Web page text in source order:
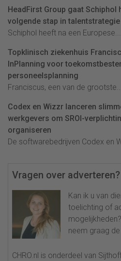
HeadFirst Group gaat Schiphol
volgende stap in talentstrategie
Schiphol heeft na een Europese...
Topklinisch ziekenhuis
InPlanning voor
personeelsplanning
Franciscus, een van de grootste...
Codex en Wizzr lanceren
werkgevers om SROI-
organiseren
De softwarebedrijven Codex en
Vragen over adverteren?
Kan ik u van
toelichting of
neem graag
CHRO.nl is onderdeel van